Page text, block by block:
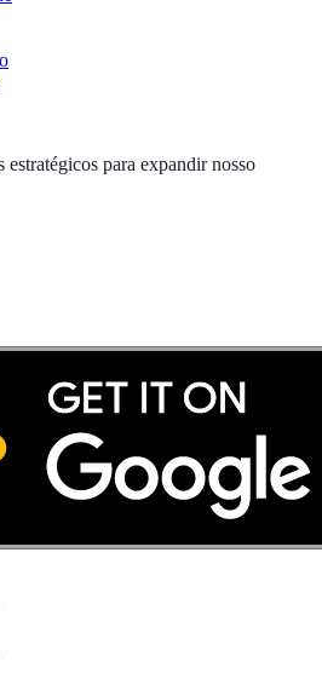
estratégicos para expandir nosso